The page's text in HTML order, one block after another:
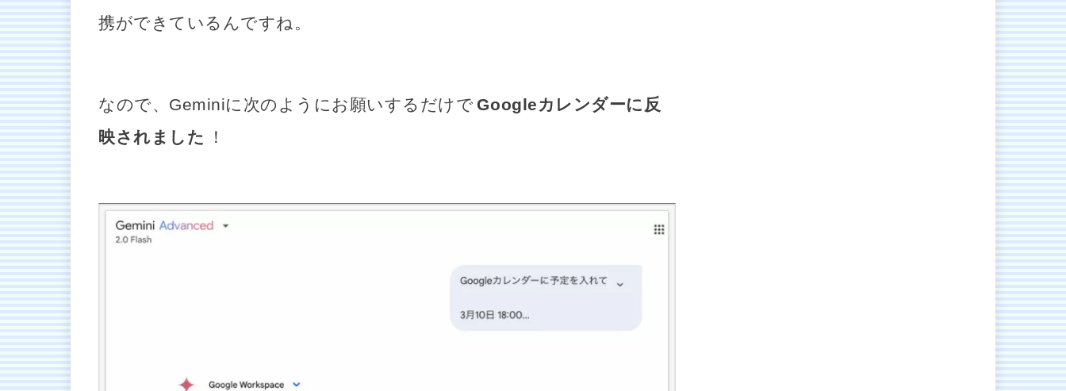
携ができているんですね。
なので、Geminiに次のようにお願いするだけで Googleカレンダーに反
映されました
！